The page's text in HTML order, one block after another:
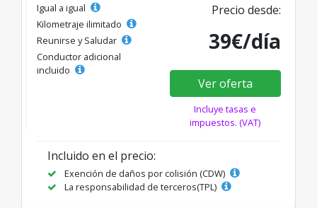
Igual a igual
Kilometraje ilimitado
Reunirse y Saludar
Conductor adicional
incluido
Precio desde:
39€/día
Ver oferta
Incluye tasas e
impuestos. (VAT)
Incluido en el precio:
Exención de daños por colisión (CDW)
La responsabilidad de terceros(TPL)